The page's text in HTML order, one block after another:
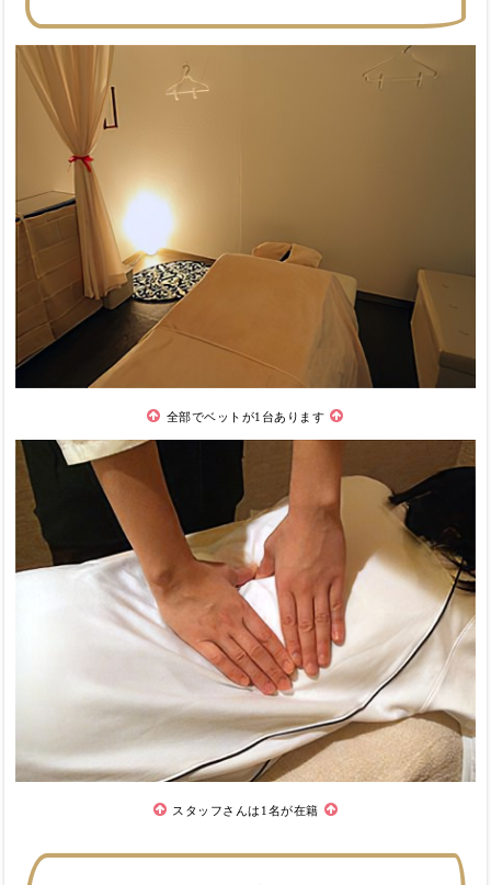
全部でベットが1台あります
スタッフさんは1名が在籍